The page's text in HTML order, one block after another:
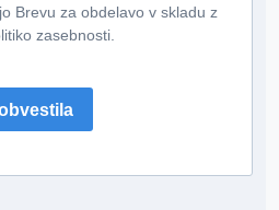
Brevu za obdelavo v skladu z
zasebnosti.